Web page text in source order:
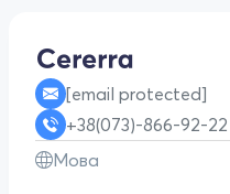
[email protected]
+38(073)-866-92-22
Мова